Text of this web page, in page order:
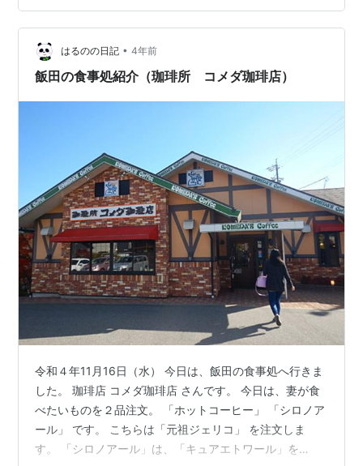
ンダクロスの足型本棚：完成動画も公開しております。
ちょっと長めの動画ですがどのようにして本棚が作られ
たのかが動画に詰まっておりますので是非観て下さい！
宜しくお願い致します。 …
はるのの日記 • 4年前
飯田の食事処紹介（珈琲所 コメダ珈琲店）
令和４年11月16日（水） 今日は、飯田の食事処へ行きま
した。 珈琲店 コメダ珈琲店 さんです。 今日は、妻が食
べたいものを２品注文。 「ホットコーヒー」 「シロノア
ール」 です。 こちらは「元祖ジェリコ」 を注文しま
す。 「シロノアール」は、「キュアエトワール」を